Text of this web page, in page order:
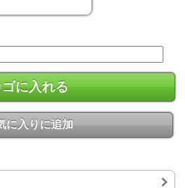
に入れる
に入りに追加